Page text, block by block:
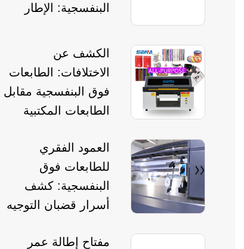
البنفسجية: الإطار
الكشف عن
الاختلافات: الطابعات
فوق البنفسجية مقابل
الطابعات المكتبية
العمود الفقري
للطابعات فوق
البنفسجية: كشف
أسرار قضبان التوجيه
مفتاح إطالة عمر